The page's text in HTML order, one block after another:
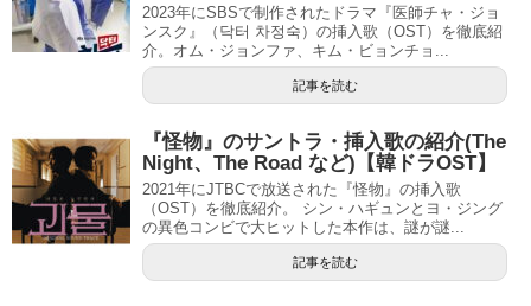
2023年にSBSで制作されたドラマ『医師チャ・ジョ
ンスク』（닥터 차정숙）の挿入歌（OST）を徹底紹
介。オム・ジョンファ、キム・ビョンチョ...
記事を読む
『怪物』のサントラ・挿入歌の紹介(The
Night、The Road など)【韓ドラOST】
2021年にJTBCで放送された『怪物』の挿入歌
（OST）を徹底紹介。 シン・ハギュンとヨ・ジング
の異色コンビで大ヒットした本作は、謎が謎...
記事を読む